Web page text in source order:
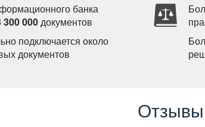
банка
300 000документо
подключается около
документо